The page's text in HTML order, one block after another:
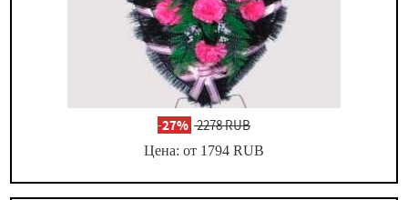
-27% 2278 RUB
Цена: от 1794 RUB